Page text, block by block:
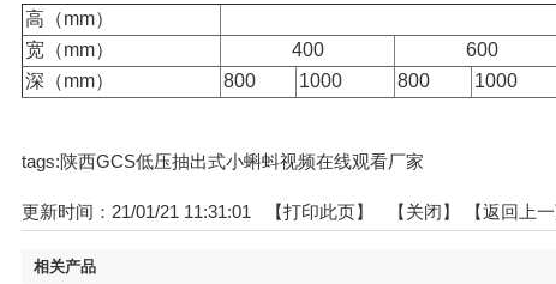
高（mm）
宽（mm）
400 600
深（mm）
800 1000 800 1000
tags:陕西GCS低压抽出式小蝌蚪视频在线观看厂家
更新时间：21/01/21 11:31:01 【打印此页】 【关闭】 【返回上一
相关产品